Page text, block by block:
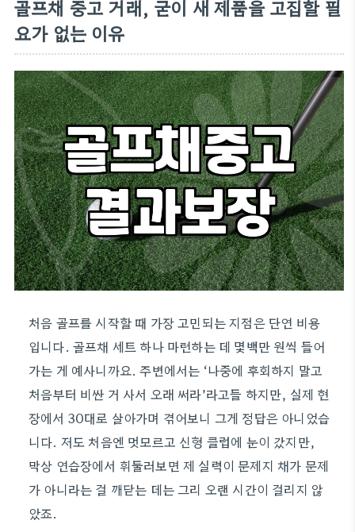
골프채 중고 거래, 굳이 새 제품을 고집할 필
요가 없는 이유
처음 골프를 시작할 때 가장 고민되는 지점은 단연 비용
입니다. 골프채 세트 하나 마련하는 데 몇백만 원씩 들어
가는 게 예사니까요. 주변에서는 ‘나중에 후회하지 말고
처음부터 비싼 거 사서 오래 써라’라고들 하지만, 실제 현
장에서 30대로 살아가며 겪어보니 그게 정답은 아니었습
니다. 저도 처음엔 멋모르고 신형 클럽에 눈이 갔지만,
막상 연습장에서 휘둘러보면 제 실력이 문제지 채가 문제
가 아니라는 걸 깨닫는 데는 그리 오랜 시간이 걸리지 않
았죠.